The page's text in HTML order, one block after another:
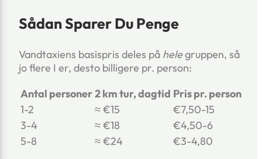
Sådan Sparer Du Penge
Vandtaxiens basispris deles på helegruppen, så
jo flere I er, desto billigere pr. person:
Antal personer2 km tur, dagtid Pris pr. person
1-2
≈ €15
€7,50-15
3-4
≈ €18
€4,50-6
5-8
≈ €24
€3-4,80